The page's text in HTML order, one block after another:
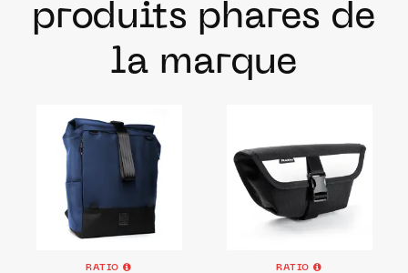
produits phares de
la marque
RATIO RATIO